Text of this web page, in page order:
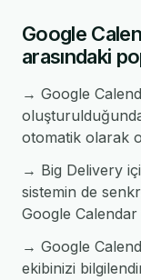
Google
arasındaki
→ Google
otomatik olarak
→ Big Delivery
sistemin de
Google Calendar
→ Google
ekibinizi